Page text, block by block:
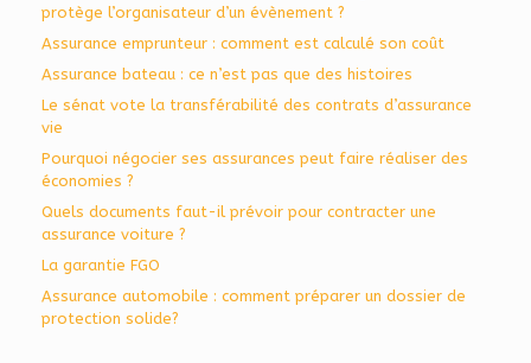
protège l’organisateur d’un évènement ?
Assurance emprunteur : comment est calculé son coût
Assurance bateau : ce n’est pas que des histoires
Le sénat vote la transférabilité des contrats d’assurance
vie
Pourquoi négocier ses assurances peut faire réaliser des
économies ?
Quels documents faut-il prévoir pour contracter une
assurance voiture ?
La garantie FGO
Assurance automobile : comment préparer un dossier de
protection solide?